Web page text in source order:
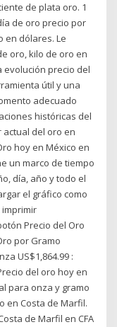
de plata oro. 1
de oro precio por
en dólares. Le
oro, kilo de oro en
evolución precio del
útil y una
adecuado
históricas del
del oro en
hoy en México en
un marco de tiempo
día, año y todo el
el gráfico como
Precio del Oro
por Gramo
US$1,864.99 :
del oro hoy en
para onza y gramo
en Costa de Marfil.
de Marfil en CFA